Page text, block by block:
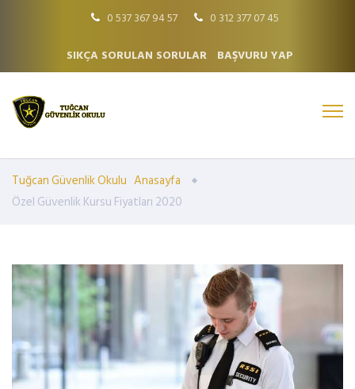
0 537 367 94 57 0 312 377 07 45
SIKÇA SORULAN SORULAR BAŞVURU YAP
Tuğcan Güvenlik Okulu Anasayfa
Özel Güvenlik Kursu Fiyatları 2020